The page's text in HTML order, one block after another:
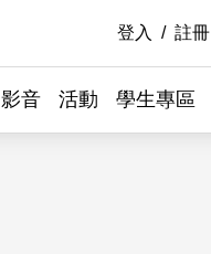
登入 註冊
影音 活動 學生專區